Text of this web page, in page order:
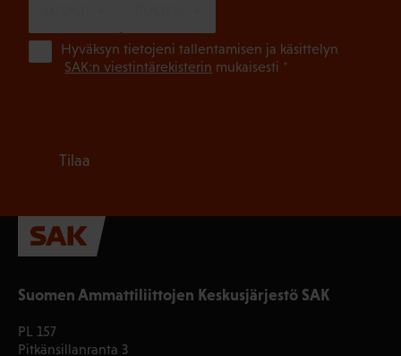
Suomen Ammattiliittojen Keskusjärjestö SAK
PL 157
Pitkänsillanranta 3
Hyväksyn tietojeni tallentamisen ja käsittelyn
SAK:n viestintärekisterin mukaisesti *
Tilaa